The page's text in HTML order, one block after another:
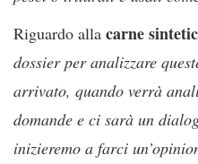
Riguardo alla carne
dossier per analizzare
arrivato, quando verrà
domande e ci sarà un
inizieremo a farci